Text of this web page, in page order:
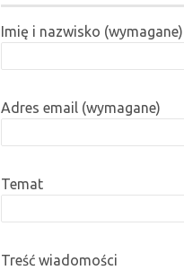
Imię i nazwisko (wymagane)
Adres email (wymagane)
Temat
Treść wiadomości